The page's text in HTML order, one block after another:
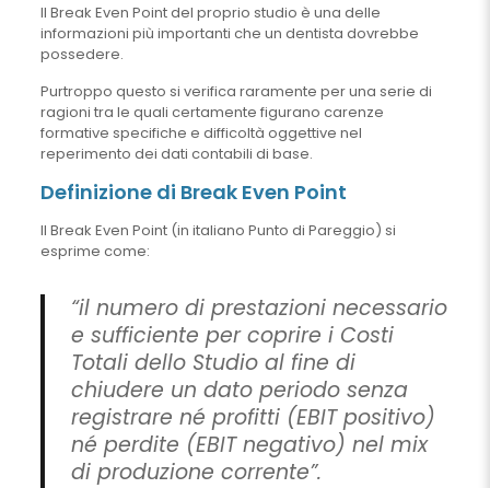
Il Break Even Point del proprio studio è una delle
informazioni più importanti che un dentista dovrebbe
possedere.
Purtroppo questo si verifica raramente per una serie di
ragioni tra le quali certamente figurano carenze
formative specifiche e difficoltà oggettive nel
reperimento dei dati contabili di base.
Definizione di Break Even Point
Il Break Even Point (in italiano Punto di Pareggio) si
esprime come:
“il numero di prestazioni necessario
e sufficiente per coprire i Costi
Totali dello Studio al fine di
chiudere un dato periodo senza
registrare né profitti (EBIT positivo)
né perdite (EBIT negativo) nel mix
di produzione corrente”.